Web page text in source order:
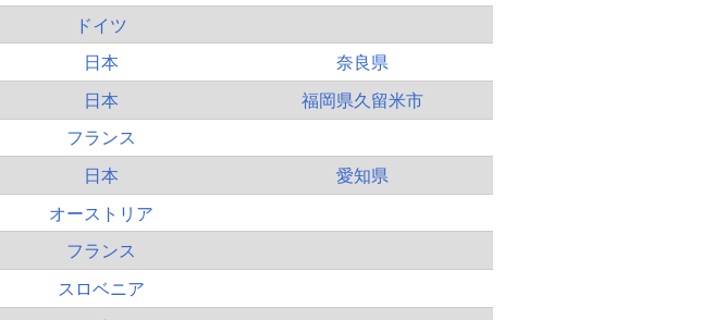
ドイツ
日本
奈良県
日本
福岡県久留米市
フランス
日本
愛知県
オーストリア
フランス
スロベニア